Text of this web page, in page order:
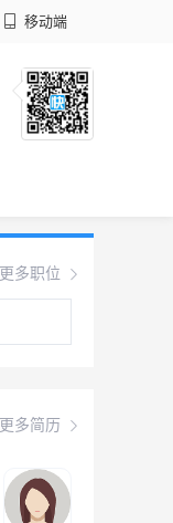
移动端
更多职位
更多简历